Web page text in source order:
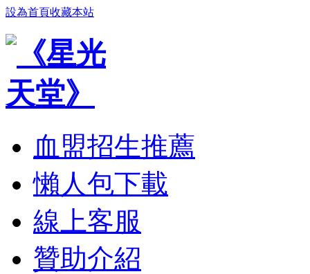
設為首頁收藏本站
血盟招生推薦
懶人包下載
線上客服
贊助介紹